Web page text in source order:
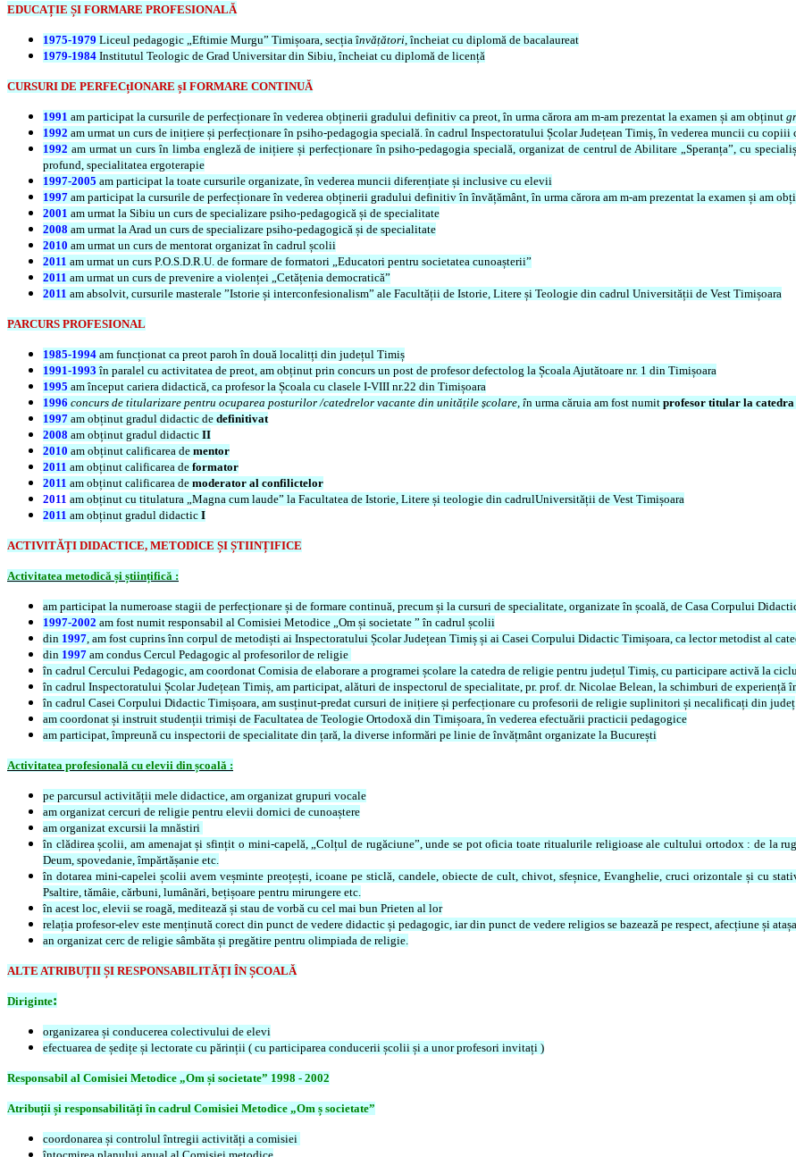
EDUCAȚIE ȘI FORMARE PROFESIONALĂ
1975-1979 Liceul pedagogic „Eftimie Murgu” Timișoara, secția învățători , încheiat cu diplomă de bacalaureat
1979-1984 Institutul Teologic de Grad Universitar din Sibiu, încheiat cu diplomă de licență
CURSURI DE PERFECțIONARE șI FORMARE CONTINUĂ
1991 am participat la cursurile de perfecționare în vederea obținerii gradului definitiv ca preot, în urma cărora am m-am prezentat la examen și am obținut
1992 am urmat un curs de inițiere și perfecționare în psiho-pedagogia specială. în cadrul Inspectoratului Școlar Județean Timiș, în vederea muncii cu copiii
1992 am urmat un curs în limba engleză de inițiere și perfecționare în psiho-pedagogia specială, organizat de centrul de Abilitare „Speranța”, cu
profund, specialitatea ergoterapie
1997-2005 am participat la toate cursurile organizate, în vederea muncii diferențiate și inclusive cu elevii
1997 am participat la cursurile de perfecționare în vederea obținerii gradului definitiv în învățământ, în urma cărora am m-am prezentat la examen și am
2001 am urmat la Sibiu un curs de specializare psiho-pedagogică și de specialitate
2008 am urmat la Arad un curs de specializare psiho-pedagogică și de specialitate
2010 am urmat un curs de mentorat organizat în cadrul școlii
2011 am urmat un curs P.O.S.D.R.U. de formare de formatori „Educatori pentru societatea cunoașterii”
2011 am urmat un curs de prevenire a violenței „Cetățenia democratică”
2011 am absolvit, cursurile masterale ”Istorie și interconfesionalism” ale Facultății de Istorie, Litere și Teologie din cadrul Universității de Vest Timișoara
PARCURS PROFESIONAL
1985-1994 am funcționat ca preot paroh în două localitți din județul Timiș
1991-1993 în paralel cu activitatea de preot, am obținut prin concurs un post de profesor defectolog la Școala Ajutătoare nr. 1 din Timișoara
1995 am început cariera didactică, ca profesor la Școala cu clasele I-VIII nr.22 din Timișoara
1996 concurs de titularizare pentru ocuparea posturilor /catedrelor vacante din unitățile școlare, în urma căruia am fost numit profesor titular la catedra
1997 am obținut gradul didactic de definitivat
2008 am obținut gradul didactic II
2010 am obținut calificarea de mentor
2011 am obținut calificarea de formator
2011 am obținut calificarea de moderator al confilictelor
2011 am obținut cu titulatura „Magna cum laude” la Facultatea de Istorie, Litere și teologie din cadrulUniversității de Vest Timișoara
2011 am obținut gradul didactic I
ACTIVITĂȚI DIDACTICE, METODICE ȘI ȘTIINȚIFICE
Activitatea metodică și științifică :
am participat la numeroase stagii de perfecționare și de formare continuă, precum și la cursuri de specialitate, organizate în școală, de Casa Corpului
1997-2002 am fost numit responsabil al Comisiei Metodice „Om și societate ” în cadrul școlii
din 1997 , am fost cuprins înn corpul de metodiști ai Inspectoratului Școlar Județean Timiș și ai Casei Corpului Didactic Timișoara, ca lector metodist al
din 1997 am condus Cercul Pedagogic al profesorilor de religie
în cadrul Cercului Pedagogic, am coordonat Comisia de elaborare a programei școlare la catedra de religie pentru județul Timiș, cu participare activă la
în cadrul Inspectoratului Școlar Județean Timiș, am participat, alături de inspectorul de specialitate, pr. prof. dr. Nicolae Belean, la schimburi de
în cadrul Casei Corpului Didactic Timișoara, am susținut-predat cursuri de inițiere și perfecționare cu profesorii de religie suplinitori și necalificați din județ
am coordonat și instruit studenții trimiși de Facultatea de Teologie Ortodoxă din Timișoara, în vederea efectuării practicii pedagogice
am participat, împreună cu inspectorii de specialitate din țară, la diverse informări pe linie de învățmânt organizate la București
Activitatea profesională cu elevii din școală :
pe parcursul activității mele didactice, am organizat grupuri vocale
am organizat cercuri de religie pentru elevii dornici de cunoaștere
am organizat excursii la mnăstiri
în clădirea școlii, am amenajat și sfințit o mini-capelă, „Colțul de rugăciune”, unde se pot oficia toate ritualurile religioase ale cultului ortodox : de la
Deum, spovedanie, împărtășanie etc.
în dotarea mini-capelei școlii avem veșminte preoțești, icoane pe sticlă, candele, obiecte de cult, chivot, sfeșnice, Evanghelie, cruci orizontale și cu
Psaltire, tămâie, cărbuni, lumânări, bețișoare pentru mirungere etc.
în acest loc, elevii se roagă, meditează și stau de vorbă cu cel mai bun Prieten al lor
relația profesor-elev este menținută corect din punct de vedere didactic și pedagogic, iar din punct de vedere religios se bazează pe respect, afecțiune și
an organizat cerc de religie sâmbăta și pregătire pentru olimpiada de religie.
ALTE ATRIBUȚII ȘI RESPONSABILITĂȚI ÎN ȘCOALĂ
Diriginte:
organizarea și conducerea colectivului de elevi
efectuarea de ședițe și lectorate cu părinții ( cu participarea conducerii școlii și a unor profesori invitați )
Responsabil al Comisiei Metodice „Om și societate” 1998 - 2002
Atribuții și responsabilități în cadrul Comisiei Metodice „Om ș societate”
coordonarea și controlul întregii activități a comisiei
întocmirea planului anual al Comisiei metodice